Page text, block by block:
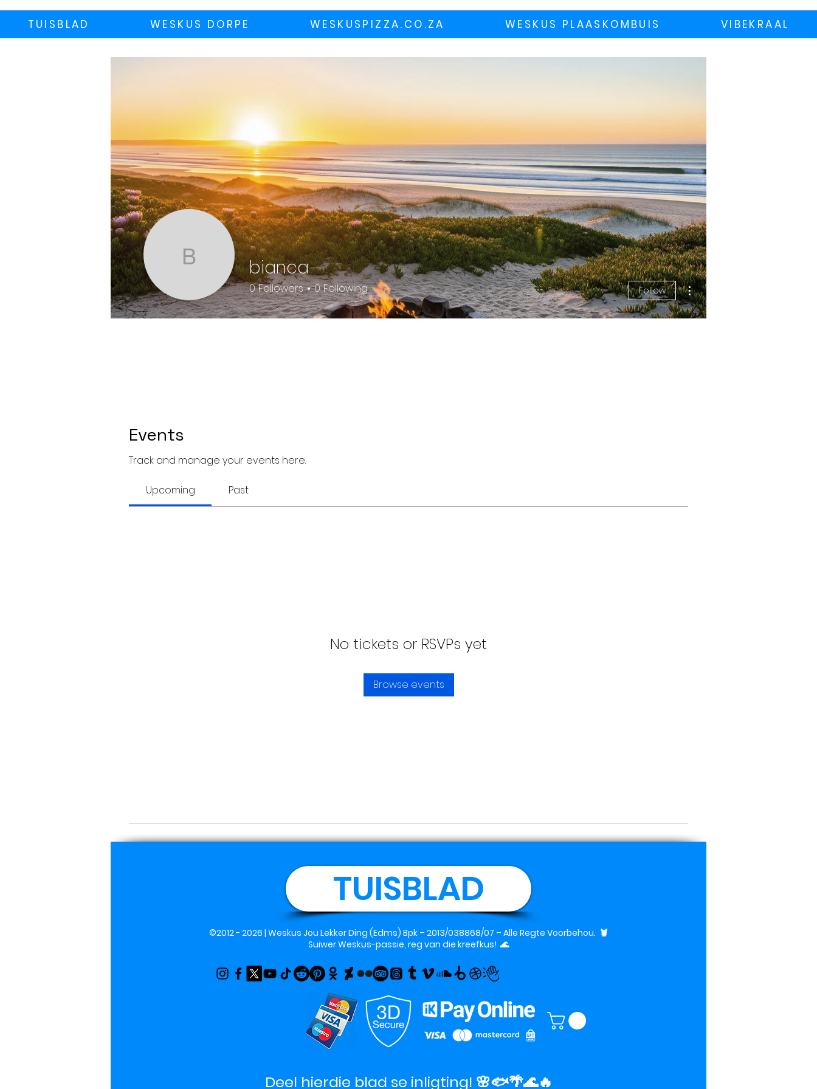
TUISBLAD WESKUS DORPE WESKUSPIZZA.CO.ZA WESKUS PLAASKOMBUIS VIBEKRAAL
Events
Track and manage your events here.
Upcoming Past
No tickets or RSVPs yet
Browse events
biancabianca
0 Followers 0 Following Follow
More actions
TUISBLAD
©2012 - 2026 | Weskus Jou Lekker Ding (Edms) Bpk – 2013/038868/07 – Alle Regte Voorbehou. 🦞
Suiwer Weskus-passie, reg van die kreefkus! 🌊
Deel hierdie blad se inligting! 🌸🐟🌴🌊🔥